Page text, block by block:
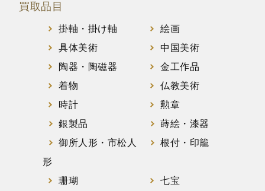
買取品目
掛軸・掛け軸
絵画
具体美術
中国美術
陶器・陶磁器
金工作品
着物
仏教美術
時計
勲章
銀製品
蒔絵・漆器
御所人形・市松人
形
根付・印籠
珊瑚
七宝